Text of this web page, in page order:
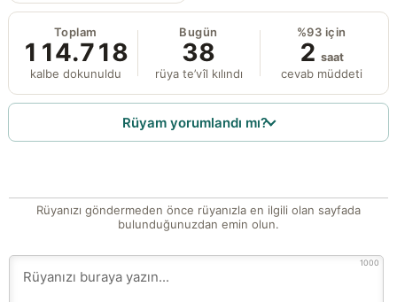
Toplam
114.718
kalbe dokunuldu
Bugün
38
rüya te’vîl kılındı
%93 için
2 saat
cevab müddeti
Rüyam yorumlandı mı?
Rüyanızı göndermeden önce rüyanızla en ilgili olan sayfada
bulunduğunuzdan emin olun.
1000